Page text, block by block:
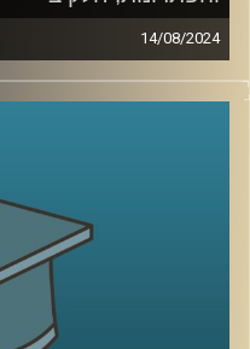
14/08/2024
בפרק הקודם דיברנו
האינטנסיבית, דיברנו על
דינאמית, אורגנית,
נדבר גם על הנדסה גנטית
נעמיק באיך פותרים את
המעבר לחקלאות